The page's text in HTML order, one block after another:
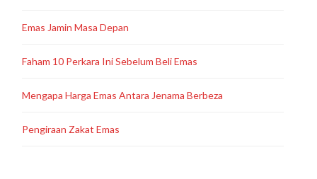
Emas Jamin Masa Depan
Faham 10 Perkara Ini Sebelum Beli Emas
Mengapa Harga Emas Antara Jenama Berbeza
Pengiraan Zakat Emas